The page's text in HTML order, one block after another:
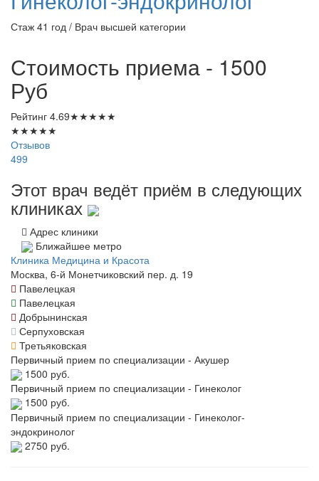
Стаж 41 год / Врач высшей категории
Стоимость приема - 1500
Руб
Рейтинг 4.69★★★★★
★★★★★
Отзывов
499
Этот врач ведёт приём в следующих
клиниках
Адрес клиники
Ближайшее метро
Клиника Медицина и Красота
Москва, 6-й Монетчиковский пер. д. 19
Павелецкая
Павелецкая
Добрынинская
Серпуховская
Третьяковская
Первичный прием по специализации - Акушер
1500 руб.
Первичный прием по специализации - Гинеколог
1500 руб.
Первичный прием по специализации - Гинеколог-
эндокринолог
2750 руб.